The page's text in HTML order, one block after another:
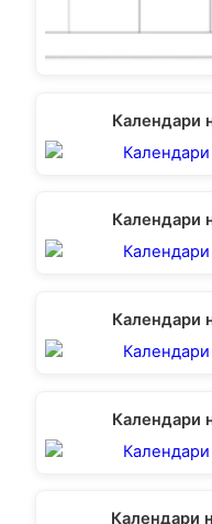
Календари
Календари
Календари
Календари
Календари